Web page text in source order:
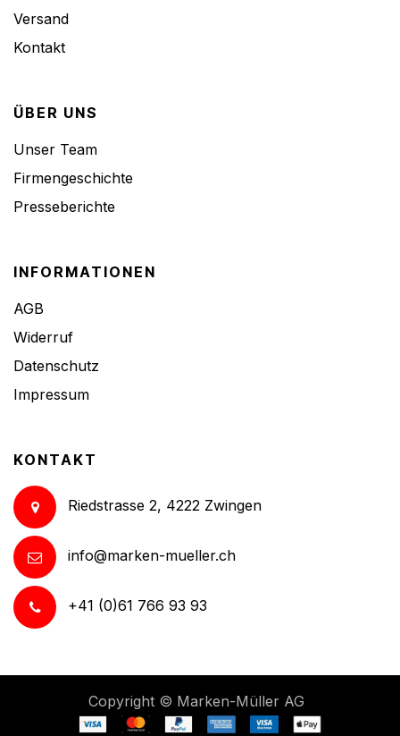
Versand
Kontakt
ÜBER UNS
Unser Team
Firmengeschichte
Presseberichte
INFORMATIONEN
AGB
Widerruf
Datenschutz
Impressum
KONTAKT
Riedstrasse 2, 4222 Zwingen
info@marken-mueller.ch
+41 (0)61 766 93 93
Copyright © Marken-Müller AG